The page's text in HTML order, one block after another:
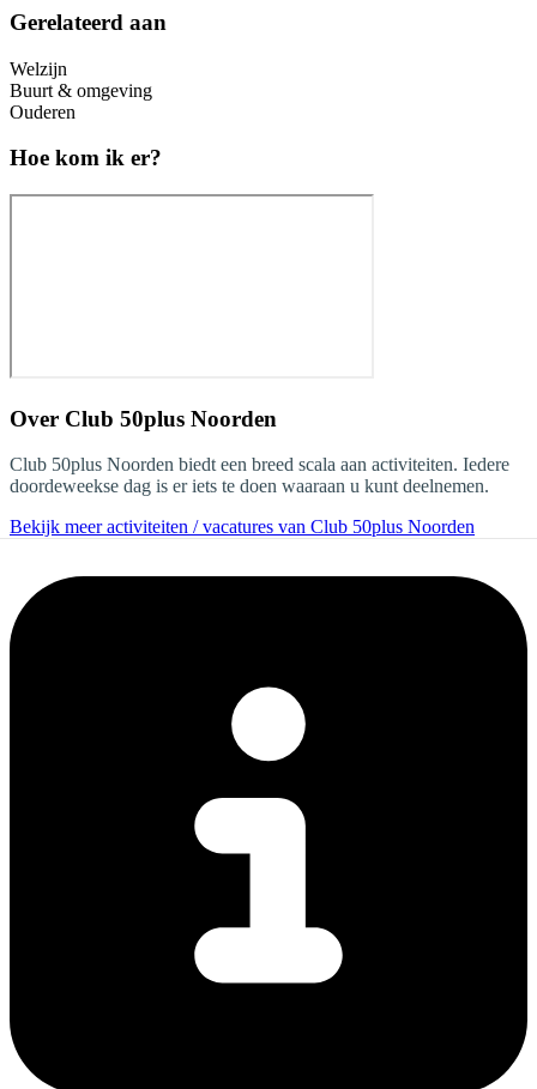
Gerelateerd aan
Welzijn
Buurt & omgeving
Ouderen
Hoe kom ik er?
Over Club 50plus Noorden
Club 50plus Noorden biedt een breed scala aan activiteiten. Iedere
doordeweekse dag is er iets te doen waaraan u kunt deelnemen.
Bekijk meer activiteiten / vacatures van Club 50plus Noorden